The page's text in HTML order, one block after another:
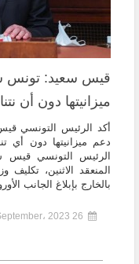
قيس سعيد: تونس
ميزانيتها دون أن
أكد الرئيس التونسي
دعم ميزانيتها دون أي
الرئيس التونسي قيس
المنعقد الاثنين، تكليف
بالخارج بإبلاغ الجانب